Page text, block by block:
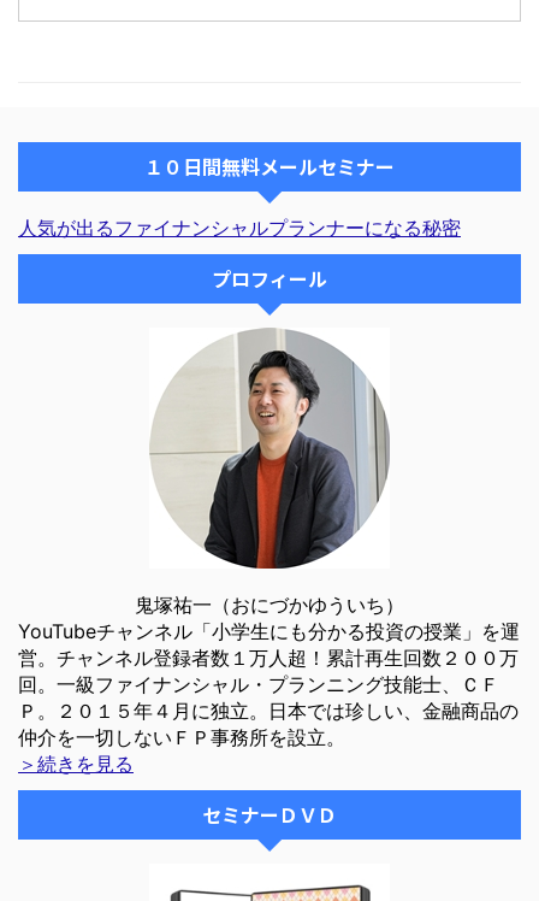
は構築しつつあります。 今後は
っては撤退 という状態です。 ３
どで個別コンサルをした場合のお
細かい話ですいませんが、コンサ
ルの時のお茶代？は割り勘です
か。 細かい部分ではあります
ではないかと思います。＾＾ 私
し。（爆） この質問への回答
１０日間無料メールセミナー
人気が出るファイナンシャルプランナーになる秘密
プロフィール
鬼塚祐一（おにづかゆういち）
YouTubeチャンネル「小学生にも分かる投資の授業」を運
営。チャンネル登録者数１万人超！累計再生回数２００万
回。一級ファイナンシャル・プランニング技能士、ＣＦ
Ｐ。２０１５年４月に独立。日本では珍しい、金融商品の
仲介を一切しないＦＰ事務所を設立。
＞続きを見る
セミナーＤＶＤ